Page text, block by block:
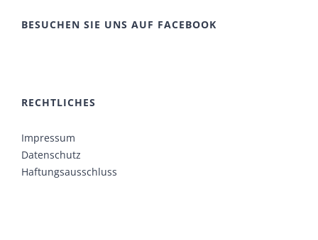
BESUCHEN SIE UNS AUF FACEBOOK
RECHTLICHES
Impressum
Datenschutz
Haftungsausschluss